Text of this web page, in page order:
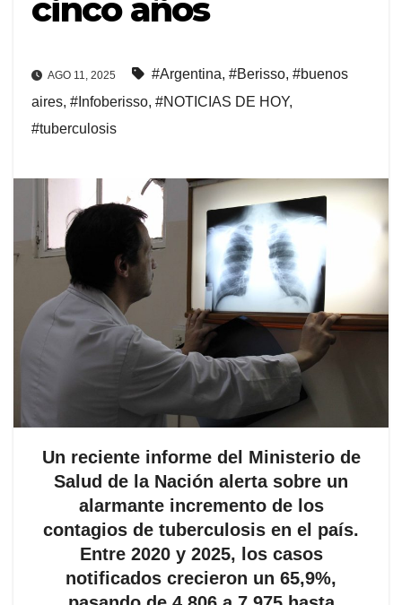
cinco años
AGO 11, 2025 #Argentina, #Berisso, #buenos
aires, #Infoberisso, #NOTICIAS DE HOY,
#tuberculosis
Un reciente informe del Ministerio de
Salud de la Nación alerta sobre un
alarmante incremento de los
contagios de tuberculosis en el país.
Entre 2020 y 2025, los casos
notificados crecieron un 65,9%,